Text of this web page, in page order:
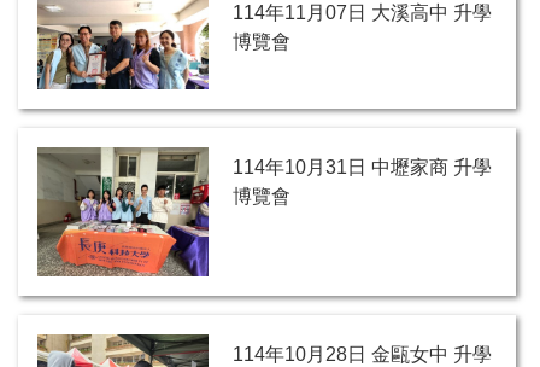
114年11月07日 大溪高中 升學
博覽會
114年10月31日 中壢家商 升學
博覽會
114年10月28日 金甌女中 升學